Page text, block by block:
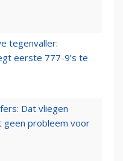
tegenvaller:
eerste 777-9’s te
Dat vliegen
geen probleem voor